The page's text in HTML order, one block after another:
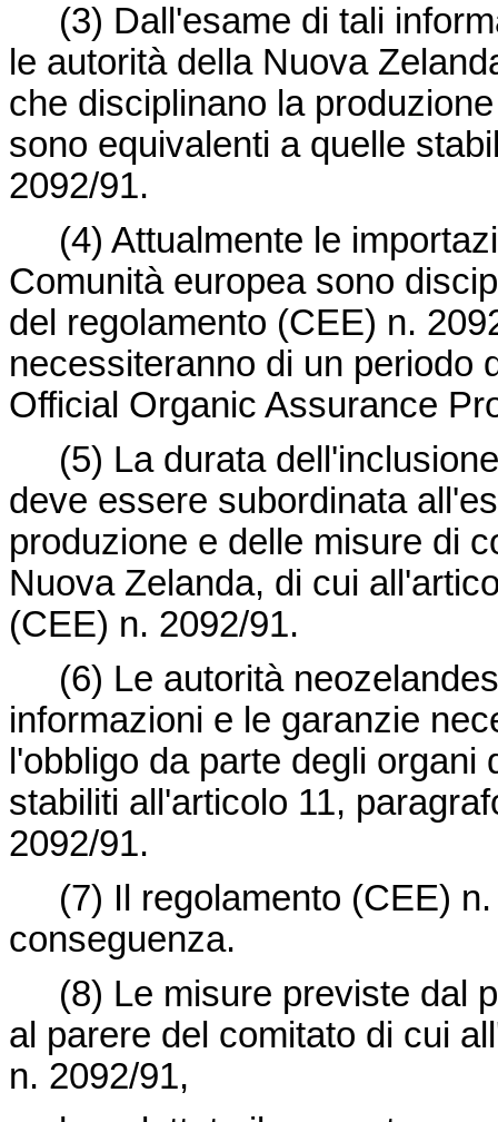
(3) Dall'esame di tali
le autorità della Nuova
che disciplinano la
sono equivalenti a quelle
2092/91.
(4) Attualmente le
Comunità europea sono
del regolamento (CEE) n.
necessiteranno di un periodo
Official Organic Assurance
(5) La durata
deve essere subordinata
produzione e delle misure di
Nuova Zelanda, di cui
(CEE) n. 2092/91.
(6) Le autorità
informazioni e le garanzie
l'obbligo da parte degli
stabiliti all'articolo 11,
2092/91.
(7) Il regolamento (CEE) n.
conseguenza.
(8) Le misure previste dal
al parere del comitato di cui
n. 2092/91,